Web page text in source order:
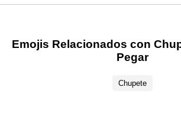
Emojis Relacionados con
Pegar
Chupete